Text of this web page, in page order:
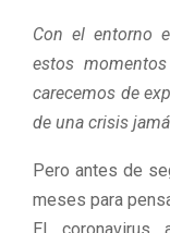
Con el entorno
estos
carecemos de
de una crisis
Pero antes de
meses para